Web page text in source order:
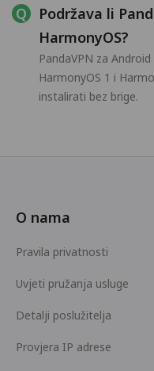
Podržava li
HarmonyOS?
PandaVPN za
HarmonyOS 1 i
instalirati bez brige.
O nama
Pravila privatnosti
Uvjeti pružanja usluge
Detalji poslužitelja
Provjera IP adrese